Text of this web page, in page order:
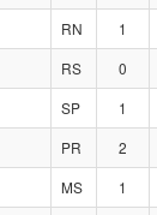
RN 1
RS 0
SP 1
PR 2
MS 1